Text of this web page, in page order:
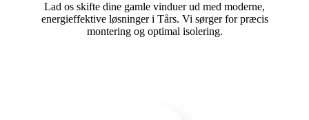
Lad os skifte dine gamle vinduer ud med moderne,
energieffektive løsninger i Tårs. Vi sørger for præcis
montering og optimal isolering.